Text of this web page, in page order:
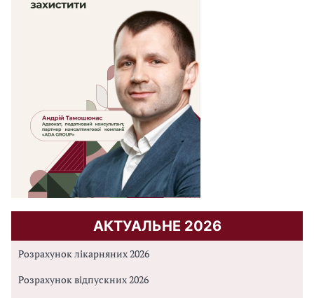
АКТУАЛЬНЕ 2026
Розрахунок лікарняних 2026
Розрахунок відпускних 2026